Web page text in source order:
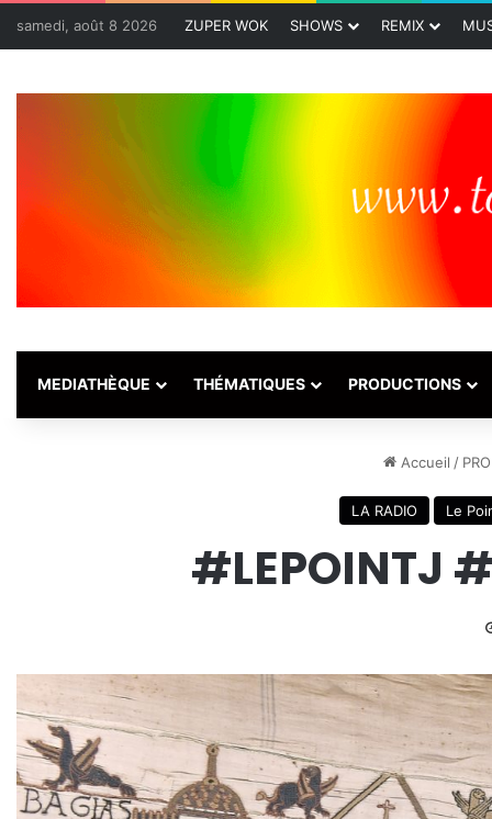
samedi, août 8 2026 ZUPER WOK SHOWS REMIX
MEDIATHÈQUE THÉMATIQUES PRODUCTIONS
Accueil /
LA RADIO Le
#LEPOINTJ